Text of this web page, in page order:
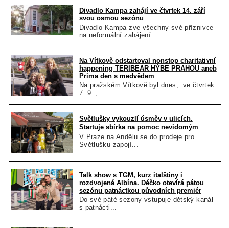
Divadlo Kampa zahájí ve čtvrtek 14. září
svou osmou sezónu
Divadlo Kampa zve všechny své příznivce
na neformální zahájení...
Na Vítkově odstartoval nonstop charitativní
happening TERIBEAR HÝBE PRAHOU aneb
Prima den s medvědem
Na pražském Vítkově byl dnes, ve čtvrtek
7. 9. ,...
Světlušky vykouzlí úsměv v ulicích.
Startuje sbírka na pomoc nevidomým
V Praze na Andělu se do prodeje pro
Světlušku zapojí...
Talk show s TGM, kurz italštiny i
rozdvojená Albína. Déčko otevírá pátou
sezónu patnáctkou původních premiér
Do své páté sezony vstupuje dětský kanál
s patnácti...